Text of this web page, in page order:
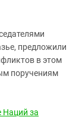
предложили
в этом
поручениям
Наций за